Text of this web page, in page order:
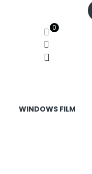
0
WINDOWS FILM